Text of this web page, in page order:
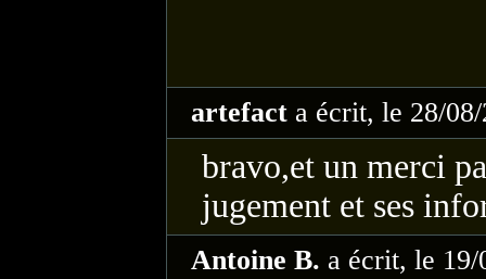
artefact a écrit, le 28/
bravo,et un merci
jugement et ses
Antoine B. a écrit, le